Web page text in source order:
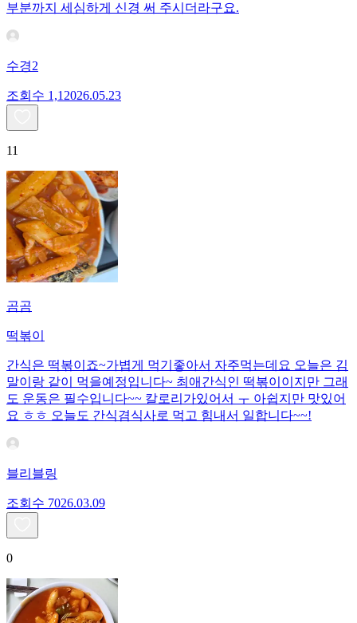
부분까지 세심하게 신경 써 주시더라구요.
수경2
조회수 1,12026.05.23
11
곰곰
떡볶이
간식은 떡볶이죠~가볍게 먹기좋아서 자주먹는데요 오늘은 김
말이랑 같이 먹을예정입니다~ 최애간식인 떡볶이이지만 그래
도 운동은 필수입니다~~ 칼로리가있어서 ㅜ 아쉽지만 맛있어
요 ㅎㅎ 오늘도 간식겸식사로 먹고 힘내서 일합니다~~!
블리블링
조회수 7026.03.09
0